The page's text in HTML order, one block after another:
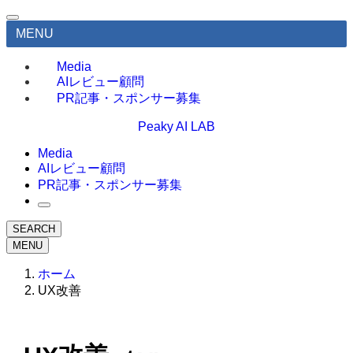
MENU
Media
AIレビュー顧問
PR記事・スポンサー募集
Peaky AI LAB
Media
AIレビュー顧問
PR記事・スポンサー募集
SEARCH
MENU
ホーム
UX改善